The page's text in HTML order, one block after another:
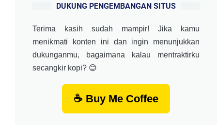
DUKUNG PENGEMBANGAN SITUS
Terima kasih sudah mampir! Jika kamu
menikmati konten ini dan ingin menunjukkan
dukunganmu, bagaimana kalau mentraktirku
secangkir kopi? 😊
☕ Buy Me Coffee